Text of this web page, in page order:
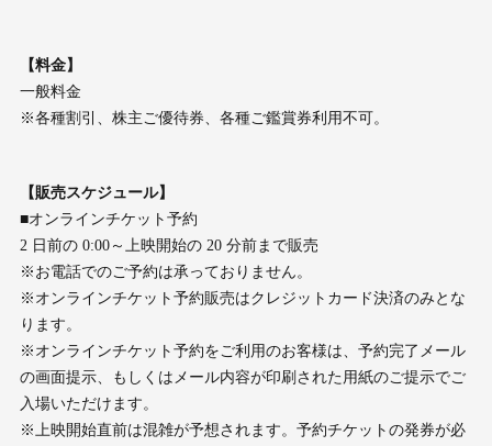
【料金】
一般料金
※各種割引、株主ご優待券、各種ご鑑賞券利用不可。
【販売スケジュール】
■オンラインチケット予約
2 日前の 0:00～上映開始の 20 分前まで販売
※お電話でのご予約は承っておりません。
※オンラインチケット予約販売はクレジットカード決済のみとな
ります。
※オンラインチケット予約をご利用のお客様は、予約完了メール
の画面提示、もしくはメール内容が印刷された用紙のご提示でご
入場いただけます。
※上映開始直前は混雑が予想されます。予約チケットの発券が必